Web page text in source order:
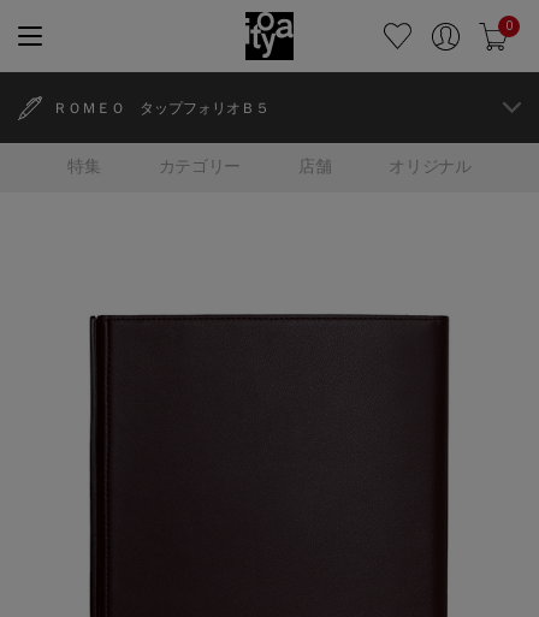
0
特集 カテゴリー 店舗 オリジナル
ＲＯＭＥＯ タップフォリオＢ５